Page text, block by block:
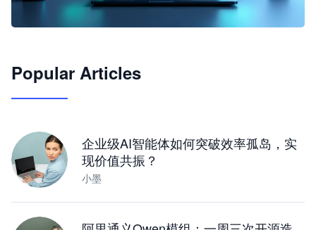
JimoClaw 桌面 AI Agent 工作台
Popular Articles
企业级AI智能体如何突破效率孤岛，实
现价值共振？
小墨